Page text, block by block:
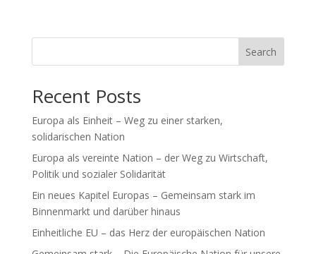
Search
Recent Posts
Europa als Einheit – Weg zu einer starken,
solidarischen Nation
Europa als vereinte Nation – der Weg zu Wirtschaft,
Politik und sozialer Solidarität
Ein neues Kapitel Europas – Gemeinsam stark im
Binnenmarkt und darüber hinaus
Einheitliche EU – das Herz der europäischen Nation